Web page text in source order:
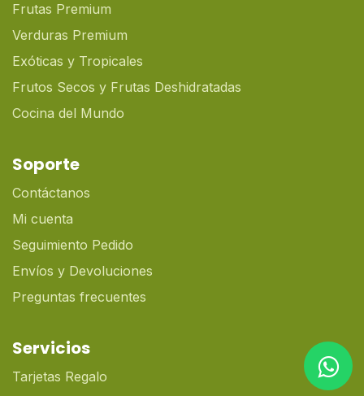
Frutas Premium
Verduras Premium
Exóticas y Tropicales
Frutos Secos y Frutas Deshidratadas
Cocina del Mundo
Soporte
Contáctanos
Mi cuenta
Seguimiento Pedido
Envíos y Devoluciones
Preguntas frecuentes
Servicios
Tarjetas Regalo